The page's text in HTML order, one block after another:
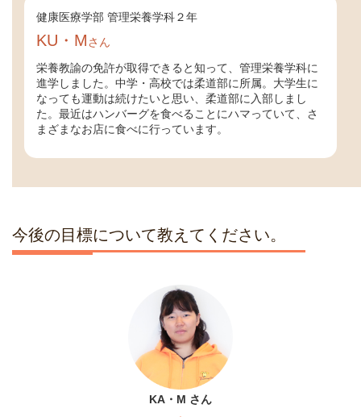
健康医療学部 管理栄養学科２年
KU・Mさん
栄養教諭の免許が取得できると知って、管理栄養学科に
進学しました。中学・高校では柔道部に所属。大学生に
なっても運動は続けたいと思い、柔道部に入部しまし
た。最近はハンバーグを食べることにハマっていて、さ
まざまなお店に食べに行っています。
今後の目標について教えてください。
KA・M さん